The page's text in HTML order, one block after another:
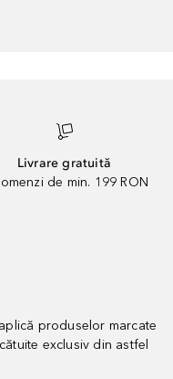
Livrare gratuită
de min. 199 RON
produselor marcate
exclusiv din astfel